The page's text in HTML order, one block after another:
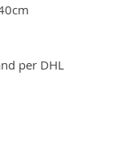
per DHL